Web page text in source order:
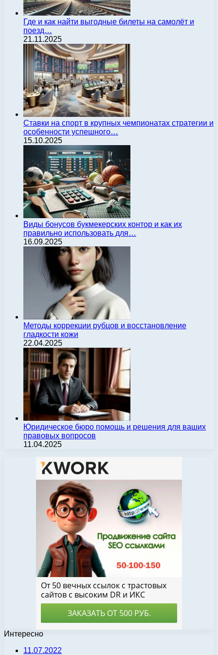
Где и как найти выгодные билеты на самолёт и
поезд…
21.11.2025
Ставки на спорт в крупных чемпионатах стратегии и
особенности успешного…
15.10.2025
Виды бонусов букмекерских контор и как их
правильно использовать для…
16.09.2025
Методы коррекции рубцов и восстановление
гладкости кожи
22.04.2025
Юридическое бюро помощь и решения для ваших
правовых вопросов
11.04.2025
Интересно
11.07.2022